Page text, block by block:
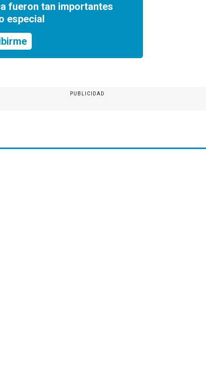
fueron tan importantes
especial
PUBLICIDAD